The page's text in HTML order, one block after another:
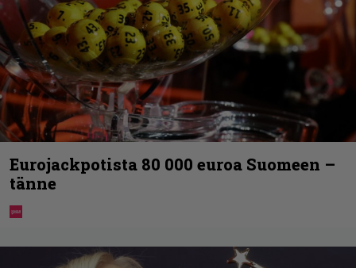
Eurojackpotista 80 000 euroa Suomeen –
tänne